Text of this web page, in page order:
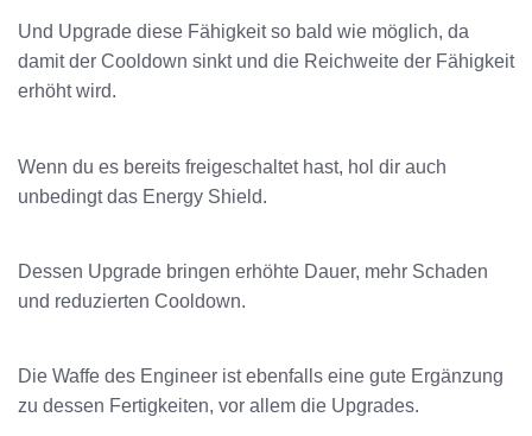
Und Upgrade diese Fähigkeit so bald wie möglich, da
damit der Cooldown sinkt und die Reichweite der Fähigkeit
erhöht wird.
Wenn du es bereits freigeschaltet hast, hol dir auch
unbedingt das Energy Shield.
Dessen Upgrade bringen erhöhte Dauer, mehr Schaden
und reduzierten Cooldown.
Die Waffe des Engineer ist ebenfalls eine gute Ergänzung
zu dessen Fertigkeiten, vor allem die Upgrades.